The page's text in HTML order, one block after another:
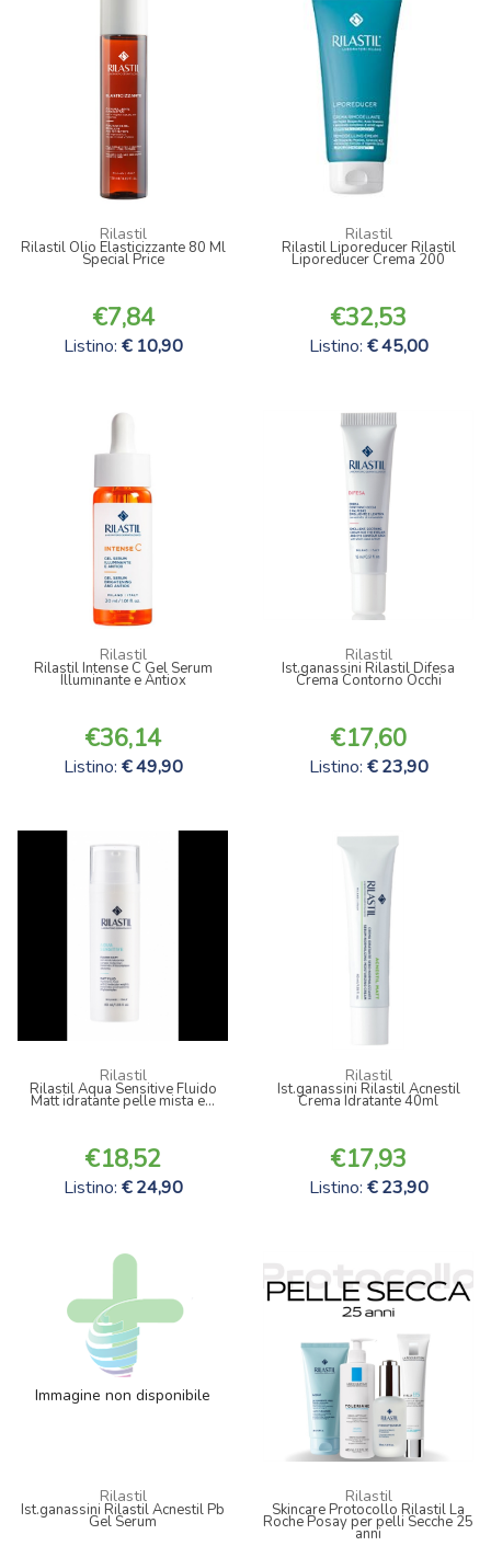
Rilastil
Rilastil Olio Elasticizzante 80 Ml
Special Price
7,84
Listino: 10,90
Rilastil
Rilastil Liporeducer Rilastil
Liporeducer Crema 200
32,53
Listino: 45,00
Rilastil
Rilastil Intense C Gel Serum
Illuminante e Antiox
36,14
Listino: 49,90
Rilastil
Ist.ganassini Rilastil Difesa
Crema Contorno Occhi
17,60
Listino: 23,90
Rilastil
Rilastil Aqua Sensitive Fluido
Matt idratante pelle mista e...
18,52
Listino: 24,90
Rilastil
Ist.ganassini Rilastil Acnestil
Crema Idratante 40ml
17,93
Listino: 23,90
Immagine non disponibile
Rilastil
Ist.ganassini Rilastil Acnestil Pb
Gel Serum
Rilastil
Skincare Protocollo Rilastil La
Roche Posay per pelli Secche 25
anni